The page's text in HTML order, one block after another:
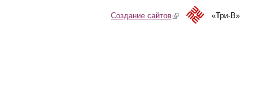
Создание сайтов(link is external)«Три-В»